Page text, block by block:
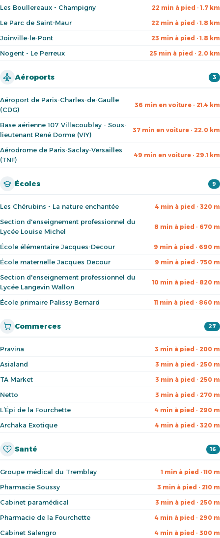
Les Boullereaux - Champigny 22 min à pied · 1.7 km
Le Parc de Saint-Maur 22 min à pied · 1.8 km
Joinville-le-Pont 23 min à pied · 1.8 km
Nogent - Le Perreux 25 min à pied · 2.0 km
Aéroports 3
Aéroport de Paris-Charles-de-Gaulle
(CDG)
36 min en voiture · 21.4 km
Base aérienne 107 Villacoublay - Sous-
lieutenant René Dorme (VIY)
37 min en voiture · 22.0 km
Aérodrome de Paris-Saclay-Versailles
(TNF)
49 min en voiture · 29.1 km
Écoles 9
Les Chérubins - La nature enchantée 4 min à pied · 320 m
Section d'enseignement professionnel du
Lycée Louise Michel
8 min à pied · 670 m
École élémentaire Jacques-Decour 9 min à pied · 690 m
École maternelle Jacques Decour 9 min à pied · 750 m
Section d'enseignement professionnel du
Lycée Langevin Wallon
10 min à pied · 820 m
École primaire Palissy Bernard 11 min à pied · 860 m
Commerces 27
Pravina 3 min à pied · 200 m
Asialand 3 min à pied · 250 m
TA Market 3 min à pied · 250 m
Netto 3 min à pied · 270 m
L’Épi de la Fourchette 4 min à pied · 290 m
Archaka Exotique 4 min à pied · 320 m
Santé 16
Groupe médical du Tremblay 1 min à pied · 110 m
Pharmacie Soussy 3 min à pied · 210 m
Cabinet paramédical 3 min à pied · 250 m
Pharmacie de la Fourchette 4 min à pied · 290 m
Cabinet Salengro 4 min à pied · 300 m